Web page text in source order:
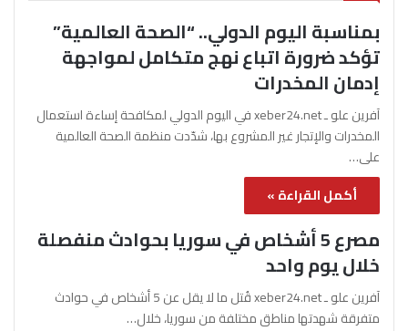
بمناسبة اليوم الدولي.. “الصحة العالمية”
تؤكد ضرورة اتباع نهج متكامل لمواجهة
إدمان المخدرات
آفرين علو ـ xeber24.net في اليوم الدولي لمكافحة إساءة استعمال
المخدرات والإتجار غير المشروع بها، شدّدت منظمة الصحة العالمية
على…
أكمل القراءة »
مصرع 5 أشخاص في سوريا بحوادث منفصلة
خلال يوم واحد
آفرين علو ـ xeber24.net قُتل ما لا يقل عن 5 أشخاص في حوادث
متفرقة شهدتها مناطق مختلفة من سوريا، خلال…